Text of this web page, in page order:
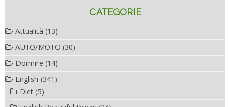
CATEGORIE
Attualità (13)
AUTO/MOTO (30)
Dormire (14)
English (341)
Diet (5)